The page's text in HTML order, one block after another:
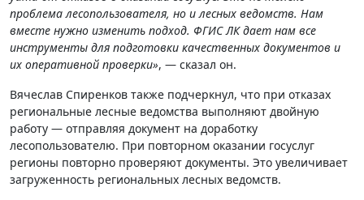
проблема лесопользователя, но и лесных ведомств. Нам
вместе нужно изменить подход. ФГИС ЛК дает нам все
инструменты для подготовки качественных документов и
их оперативной проверки», — сказал он.
Вячеслав Спиренков также подчеркнул, что при отказах
региональные лесные ведомства выполняют двойную
работу — отправляя документ на доработку
лесопользователю. При повторном оказании госуслуг
регионы повторно проверяют документы. Это увеличивает
загруженность региональных лесных ведомств.